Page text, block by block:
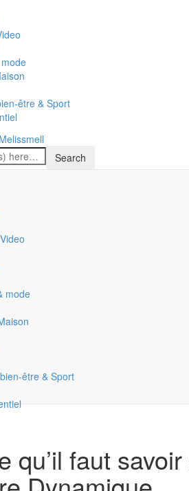
être & Sport
mode
être & Sport
qu’il faut